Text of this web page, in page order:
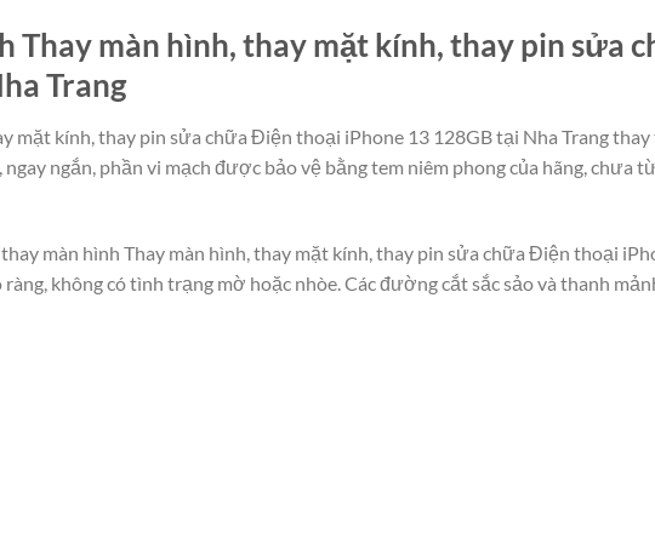
Thay màn hình, thay mặt kính, thay pin sửa
Trang
mặt kính, thay pin sửa chữa Điện thoại iPhone 13 128GB tại Nha Trang
ngắn, phần vi mạch được bảo vệ bằng tem niêm phong của hãng, chưa
màn hình Thay màn hình, thay mặt kính, thay pin sửa chữa Điện thoại
không có tình trạng mờ hoặc nhòe. Các đường cắt sắc sảo và thanh